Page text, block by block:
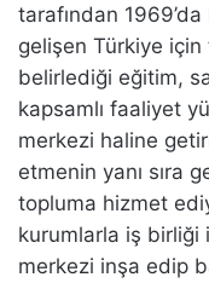
tarafından
gelişen Türkiye
belirlediği eğitim,
kapsamlı faaliyet
merkezi haline
etmenin yanı sıra
topluma hizmet
kurumlarla iş birliği
merkezi inşa edip